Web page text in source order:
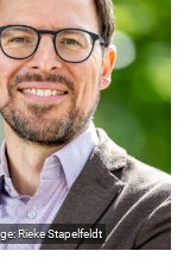
Rieke Stapelfeldt